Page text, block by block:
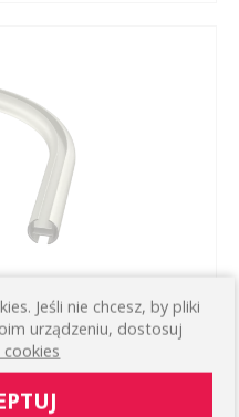
DO
SATYNA DO
73,80 zł
Jeśli nie chcesz, by pliki
urządzeniu, dostosuj